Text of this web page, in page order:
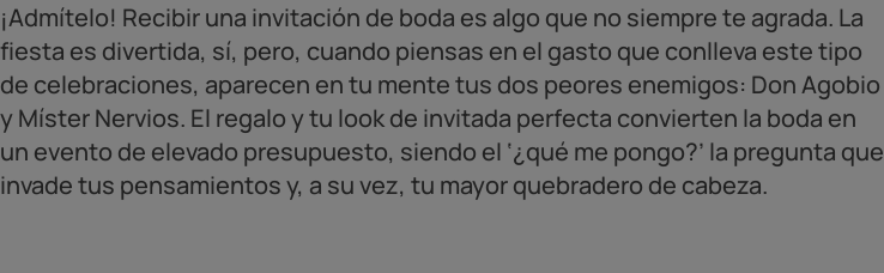
¡Admítelo! Recibir una invitación de boda es algo que no siempre te agrada. La
fiesta es divertida, sí, pero, cuando piensas en el gasto que conlleva este tipo
de celebraciones, aparecen en tu mente tus dos peores enemigos: Don Agobio
y Míster Nervios. El regalo y tu look de invitada perfecta convierten la boda en
un evento de elevado presupuesto, siendo el ‘¿qué me pongo?’ la pregunta que
invade tus pensamientos y, a su vez, tu mayor quebradero de cabeza.